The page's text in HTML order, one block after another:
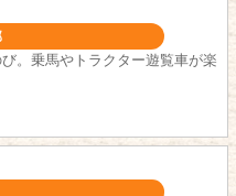
。乗馬やトラクター遊覧車が楽